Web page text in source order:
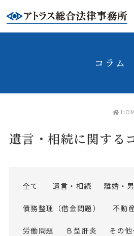
コラム
遺言・相続に関する
全て 遺言・相続 離婚・
債務整理（借金問題） 不動
労働問題 Ｂ型肝炎 その